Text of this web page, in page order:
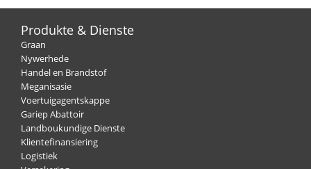
Produkte & Dienste
Graan
Nywerhede
Handel en Brandstof
Meganisasie
Voertuigagentskappe
Gariep Abattoir
Landboukundige Dienste
Klientefinansiering
Logistiek